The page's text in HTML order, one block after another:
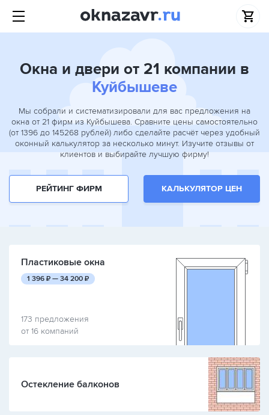
Окна и двери от 21 компании в
Куйбышеве
Мы собрали и систематизировали для вас предложения на
окна от 21 фирм из Куйбышева. Сравните цены самостоятельно
(от 1396 до 145268 рублей) либо сделайте расчёт через удобный
оконный калькулятор за несколько минут. Изучите отзывы от
клиентов и выбирайте лучшую фирму!
РЕЙТИНГ ФИРМ КАЛЬКУЛЯТОР ЦЕН
Пластиковые окна
1 396 руб.
₽ — 34 200 руб.
₽
173 предложения
от 16 компаний
Остекление балконов